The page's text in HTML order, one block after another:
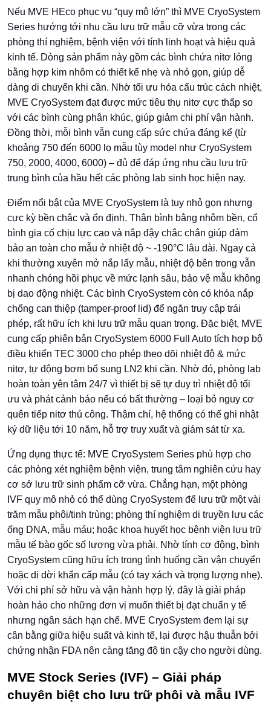
Nếu MVE HEco phục vụ “quy mô lớn” thì MVE CryoSystem
Series hướng tới nhu cầu lưu trữ mẫu cỡ vừa trong các
phòng thí nghiệm, bệnh viện với tính linh hoạt và hiệu quả
kinh tế. Dòng sản phẩm này gồm các bình chứa nitơ lỏng
bằng hợp kim nhôm có thiết kế nhẹ và nhỏ gọn, giúp dễ
dàng di chuyển khi cần. Nhờ tối ưu hóa cấu trúc cách nhiệt,
MVE CryoSystem đạt được mức tiêu thụ nitơ cực thấp so
với các bình cùng phân khúc, giúp giảm chi phí vận hành.
Đồng thời, mỗi bình vẫn cung cấp sức chứa đáng kể (từ
khoảng 750 đến 6000 lọ mẫu tùy model như CryoSystem
750, 2000, 4000, 6000) – đủ để đáp ứng nhu cầu lưu trữ
trung bình của hầu hết các phòng lab sinh học hiện nay.
Điểm nổi bật của MVE CryoSystem là tuy nhỏ gọn nhưng
cực kỳ bền chắc và ổn định. Thân bình bằng nhôm bền, cổ
bình gia cố chịu lực cao và nắp đậy chắc chắn giúp đảm
bảo an toàn cho mẫu ở nhiệt độ ~ -190°C lâu dài. Ngay cả
khi thường xuyên mở nắp lấy mẫu, nhiệt độ bên trong vẫn
nhanh chóng hồi phục về mức lạnh sâu, bảo vệ mẫu không
bị dao động nhiệt. Các bình CryoSystem còn có khóa nắp
chống can thiệp (tamper-proof lid) để ngăn truy cập trái
phép, rất hữu ích khi lưu trữ mẫu quan trọng. Đặc biệt, MVE
cung cấp phiên bản CryoSystem 6000 Full Auto tích hợp bộ
điều khiển TEC 3000 cho phép theo dõi nhiệt độ & mức
nitơ, tự động bơm bổ sung LN2 khi cần. Nhờ đó, phòng lab
hoàn toàn yên tâm 24/7 vì thiết bị sẽ tự duy trì nhiệt độ tối
ưu và phát cảnh báo nếu có bất thường – loại bỏ nguy cơ
quên tiếp nitơ thủ công. Thậm chí, hệ thống có thể ghi nhật
ký dữ liệu tới 10 năm, hỗ trợ truy xuất và giám sát từ xa.
Ứng dụng thực tế: MVE CryoSystem Series phù hợp cho
các phòng xét nghiệm bệnh viện, trung tâm nghiên cứu hay
cơ sở lưu trữ sinh phẩm cỡ vừa. Chẳng hạn, một phòng
IVF quy mô nhỏ có thể dùng CryoSystem để lưu trữ một vài
trăm mẫu phôi/tinh trùng; phòng thí nghiệm di truyền lưu các
ống DNA, mẫu máu; hoặc khoa huyết học bệnh viện lưu trữ
mẫu tế bào gốc số lượng vừa phải. Nhờ tính cơ động, bình
CryoSystem cũng hữu ích trong tình huống cần vận chuyển
hoặc di dời khẩn cấp mẫu (có tay xách và trọng lượng nhẹ).
Với chi phí sở hữu và vận hành hợp lý, đây là giải pháp
hoàn hảo cho những đơn vị muốn thiết bị đạt chuẩn y tế
nhưng ngân sách hạn chế. MVE CryoSystem đem lại sự
cân bằng giữa hiệu suất và kinh tế, lại được hậu thuẫn bởi
chứng nhận FDA nên càng tăng độ tin cậy cho người dùng.
MVE Stock Series (IVF) – Giải pháp
chuyên biệt cho lưu trữ phôi và mẫu IVF